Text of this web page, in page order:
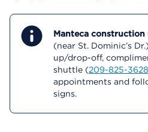
Manteca construction
(near St. Dominic’s
up/drop-off,
shuttle (209-825-3628
appointments and
signs.